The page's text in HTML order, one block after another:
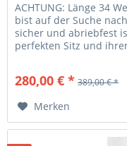
ACHTUNG: Länge 34
bist auf der Suche
sicher und abriebfest
perfekten Sitz und
280,00 € * 389,00 € *
Merken